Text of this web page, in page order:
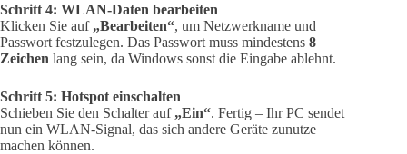
Schritt 4: WLAN-Daten bearbeiten
Klicken Sie auf „Bearbeiten“, um Netzwerkname und
Passwort festzulegen. Das Passwort muss mindestens 8
Zeichen lang sein, da Windows sonst die Eingabe ablehnt.
Schritt 5: Hotspot einschalten
Schieben Sie den Schalter auf „Ein“. Fertig – Ihr PC sendet
nun ein WLAN-Signal, das sich andere Geräte zunutze
machen können.